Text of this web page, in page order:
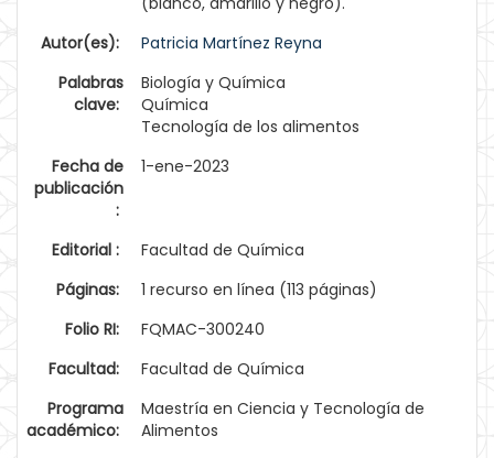
Autor(es):
Patricia Martínez Reyna
Palabras
clave:
Biología y Química
Química
Tecnología de los alimentos
Fecha de
publicación
:
1-ene-2023
Editorial :
Facultad de Química
Páginas:
1 recurso en línea (113 páginas)
Folio RI:
FQMAC-300240
Facultad:
Facultad de Química
Programa
académico:
Maestría en Ciencia y Tecnología de
Alimentos